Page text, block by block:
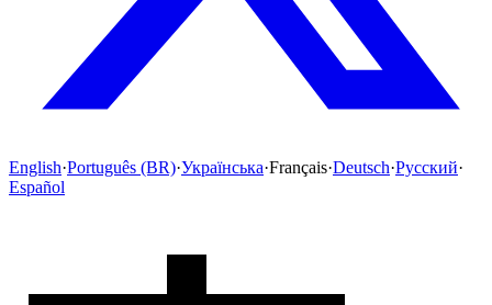
English·Português (BR)·Українська·Français·Deutsch·Русский·
Español